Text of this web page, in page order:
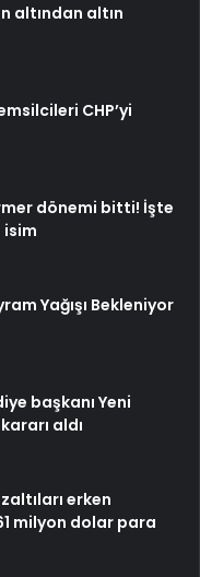
altından altın
CHP’yi
dönemi bitti! İşte
isim
Yağışı Bekleniyor
başkanı Yeni
aldı
erken
milyon dolar para